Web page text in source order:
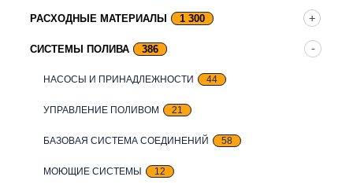
РАСХОДНЫЕ МАТЕРИАЛЫ 1 300
СИСТЕМЫ ПОЛИВА 386
НАСОСЫ И ПРИНАДЛЕЖНОСТИ 44
УПРАВЛЕНИЕ ПОЛИВОМ 21
БАЗОВАЯ СИСТЕМА СОЕДИНЕНИЙ 58
МОЮЩИЕ СИСТЕМЫ 12